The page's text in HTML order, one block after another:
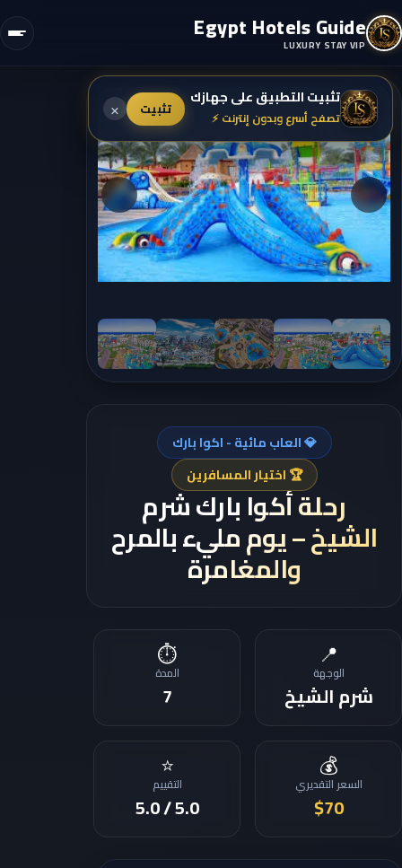
Egypt Hotels Guide
LUXURY STAY VIP
💎 العاب مائية - اكوا بارك
🏆 اختيار المسافرين
رحلة أكوا بارك شرم
الشيخ – يوم مليء بالمرح
والمغامرة
📍
الوجهة
شرم الشيخ
⏱️
المدة
7
💰
السعر التقديري
$70
⭐
التقييم
5.0 / 5.0
تثبيت التطبيق على جهازك
تصفح أسرع وبدون إنترنت ⚡ تثبيت ×